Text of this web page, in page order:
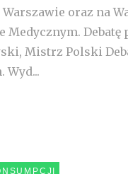
oraz na
Medycznym. Debatę
Mistrz Polski
Wyd...